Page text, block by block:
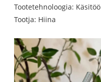
Tootetehnoloogia: Käsitöö
Tootja: Hiina